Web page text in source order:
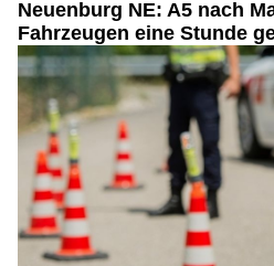
Neuenburg NE: A5 nach
Fahrzeugen eine Stunde